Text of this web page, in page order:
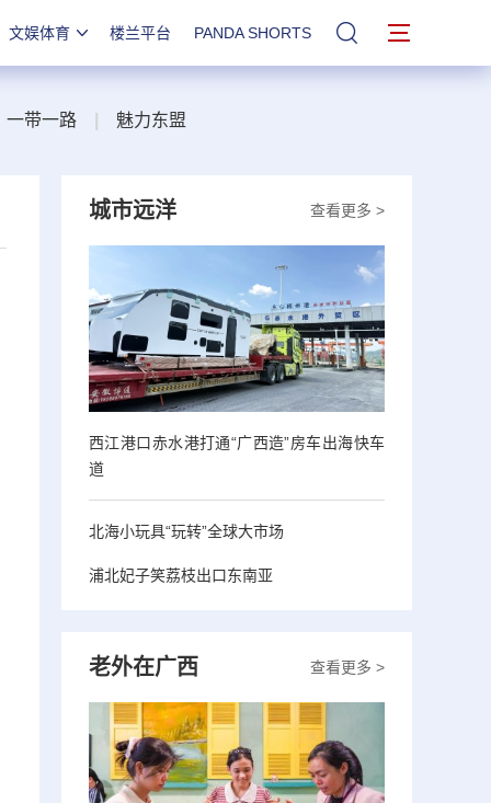
文娱体育 楼兰平台 PANDA SHORTS 站内搜索
一带一路 魅力东盟
查看更多 >
城市远洋
西江港口赤水港打通“广西造”房车出海快车
道
北海小玩具“玩转”全球大市场
浦北妃子笑荔枝出口东南亚
查看更多 >
老外在广西